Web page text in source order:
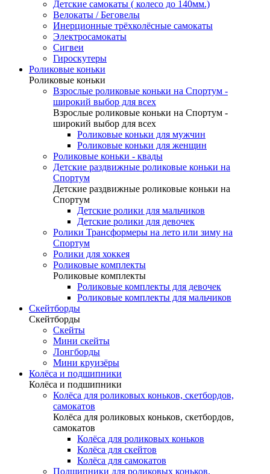
Детские самокаты ( колесо до 140мм.)
Велокаты / Беговелы
Инерционные трёхколёсные самокаты
Электросамокаты
Сигвеи
Гироскутеры
Роликовые коньки
Роликовые коньки
Взрослые роликовые коньки на Спортум -
широкий выбор для всех
Взрослые роликовые коньки на Спортум -
широкий выбор для всех
Роликовые коньки для мужчин
Роликовые коньки для женщин
Роликовые коньки - квады
Детские раздвижные роликовые коньки на
Спортум
Детские раздвижные роликовые коньки на
Спортум
Детские ролики для мальчиков
Детские ролики для девочек
Ролики Трансформеры на лето или зиму на
Спортум
Ролики для хоккея
Роликовые комплекты
Роликовые комплекты
Роликовые комплекты для девочек
Роликовые комплекты для мальчиков
Скейтборды
Скейтборды
Скейты
Мини скейты
Лонгборды
Мини круизёры
Колёса и подшипники
Колёса и подшипники
Колёса для роликовых коньков, скетбордов,
самокатов
Колёса для роликовых коньков, скетбордов,
самокатов
Колёса для роликовых коньков
Колёса для скейтов
Колёса для самокатов
Подшипники для роликовых коньков,